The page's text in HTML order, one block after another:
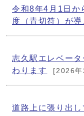
令和8年4月1日か
度（青切符）が
志久駅エレベー
わります
[2026年
道路上に張り出